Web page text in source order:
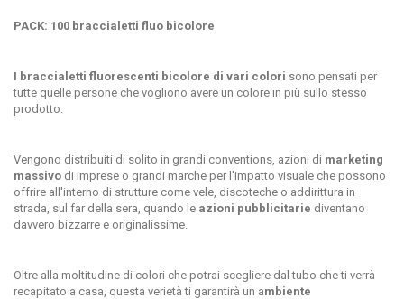
PACK: 100 braccialetti fluo bicolore
I braccialetti fluorescenti bicolore di vari colori sono pensati per
tutte quelle persone che vogliono avere un colore in più sullo stesso
prodotto.
Vengono distribuiti di solito in grandi conventions, azioni di marketing
massivo di imprese o grandi marche per l'impatto visuale che possono
offrire all'interno di strutture come vele, discoteche o addirittura in
strada, sul far della sera, quando le azioni pubblicitarie diventano
davvero bizzarre e originalissime.
Oltre alla moltitudine di colori che potrai scegliere dal tubo che ti verrà
recapitato a casa, questa verietà ti garantirà un ambiente